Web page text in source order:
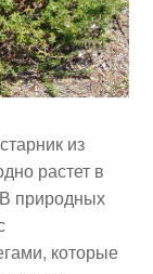
из
растет в
природных
которые